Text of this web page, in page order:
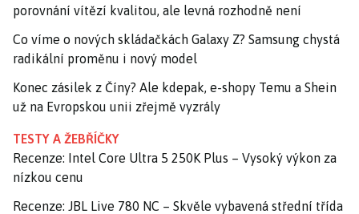
porovnání vítězí kvalitou, ale levná rozhodně není
Co víme o nových skládačkách Galaxy Z? Samsung chystá
radikální proměnu i nový model
Konec zásilek z Číny? Ale kdepak, e-shopy Temu a Shein
už na Evropskou unii zřejmě vyzrály
TESTY A ŽEBŘÍČKY
Recenze: Intel Core Ultra 5 250K Plus – Vysoký výkon za
nízkou cenu
Recenze: JBL Live 780 NC – Skvěle vybavená střední třída